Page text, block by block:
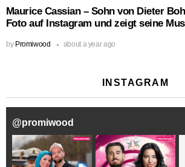
Maurice Cassian – Sohn von Dieter
Foto auf Instagram und zeigt seine
by Promiwood about a year ago
INSTAGRAM
@promiwood